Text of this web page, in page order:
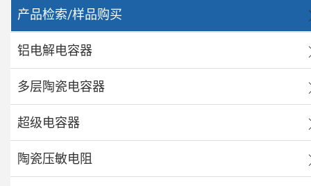
产品检索/样品购买
铝电解电容器
多层陶瓷电容器
超级电容器
陶瓷压敏电阻